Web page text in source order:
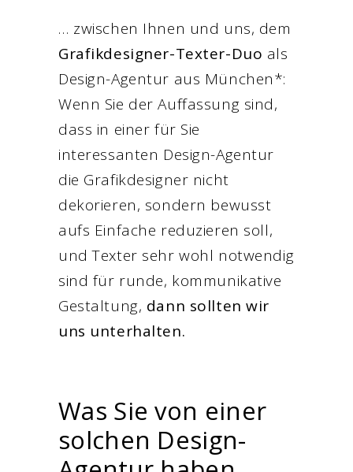
… zwischen Ihnen und uns, dem
Grafikdesigner-Texter-Duo als
Design-Agentur aus München*:
Wenn Sie der Auffassung sind,
dass in einer für Sie
interessanten Design-Agentur
die Grafikdesigner nicht
dekorieren, sondern bewusst
aufs Einfache reduzieren soll,
und Texter sehr wohl notwendig
sind für runde, kommunikative
Gestaltung, dann sollten wir
uns unterhalten.
Was Sie von einer
solchen Design-